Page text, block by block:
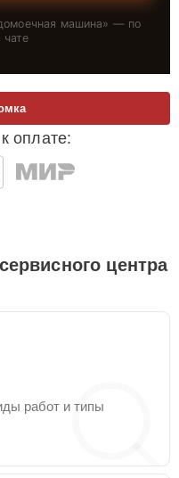
машина» — по
чате
оплате:
центра
работ и типы